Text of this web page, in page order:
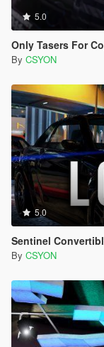
5.0
Only Tasers For
By CSYON
5.0
Sentinel
By CSYON